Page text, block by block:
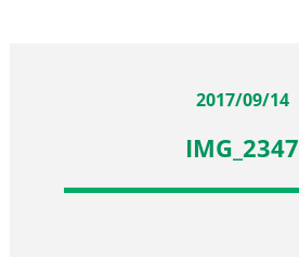
2017/09/14
IMG_2347